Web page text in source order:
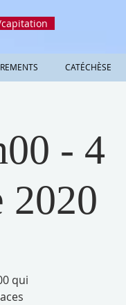
CATÉCHÈSE
- 4
2020
qui